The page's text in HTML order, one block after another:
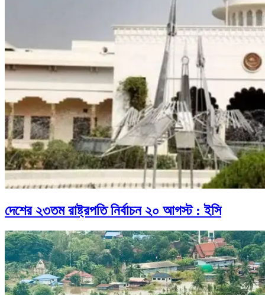
দেশের ২৩তম রাষ্ট্রপতি নির্বাচন ২০ আগস্ট : ইসি